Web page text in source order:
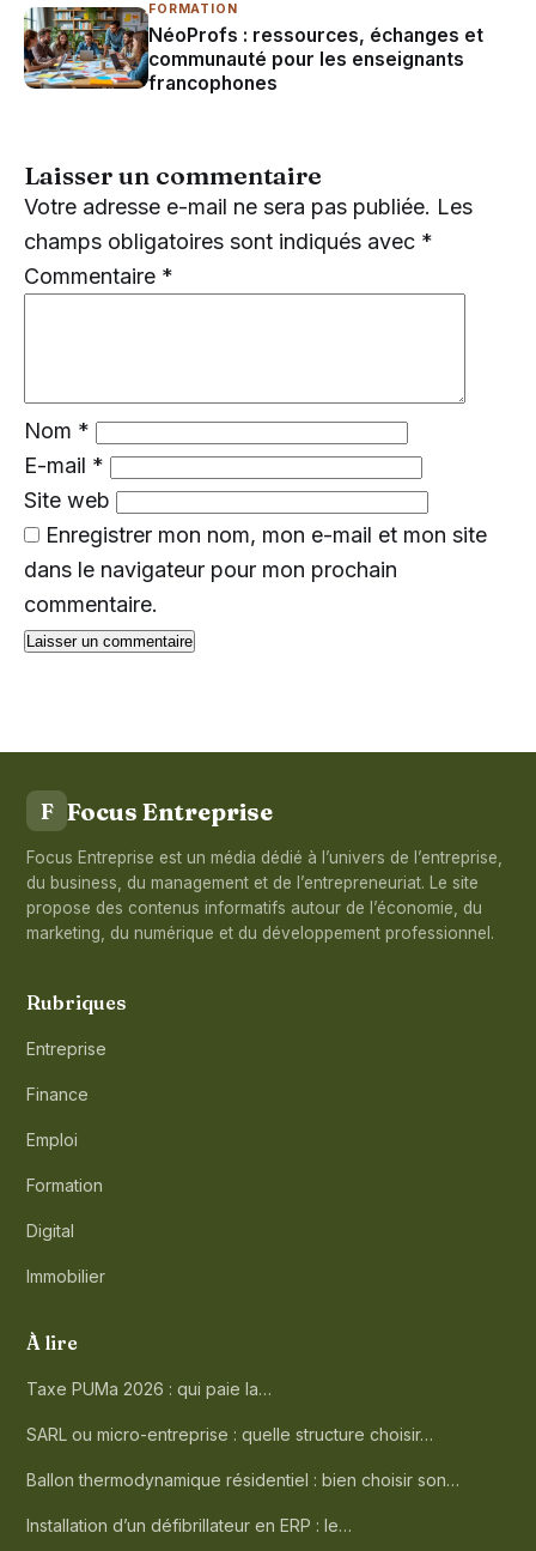
FORMATION
NéoProfs : ressources, échanges et
communauté pour les enseignants
francophones
Laisser un commentaire
Votre adresse e-mail ne sera pas publiée. Les
champs obligatoires sont indiqués avec *
Commentaire *
Nom *
E-mail *
Site web
Enregistrer mon nom, mon e-mail et mon site
dans le navigateur pour mon prochain
commentaire.
F Focus Entreprise
Focus Entreprise est un média dédié à l’univers de l’entreprise,
du business, du management et de l’entrepreneuriat. Le site
propose des contenus informatifs autour de l’économie, du
marketing, du numérique et du développement professionnel.
Rubriques
Entreprise
Finance
Emploi
Formation
Digital
Immobilier
À lire
Taxe PUMa 2026 : qui paie la…
SARL ou micro-entreprise : quelle structure choisir…
Ballon thermodynamique résidentiel : bien choisir son…
Installation d’un défibrillateur en ERP : le…